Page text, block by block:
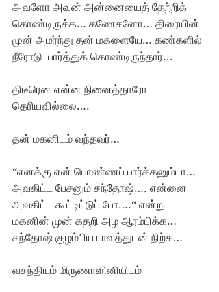
அவளோ அவன் அன்னையைத் தேற்றிக்
கொண்டிருக்க… கணேசனோ… திரையின்
முன் அமர்ந்து தன் மகளையே… கண்களில்
நீரோடு  பார்த்துக் கொண்டிருந்தார்...
திடீரென என்ன நினைத்தாரோ
தெரியவில்லை….
தன் மகனிடம் வந்தவர்…
“எனக்கு என் பொண்ணப் பார்க்கனும்டா…
அவகிட்ட பேசனும் சந்தோஷ்…. என்னை
அவகிட்ட கூட்டிட்டுப் போ….“ என்று
மகனின் முன் கதறி அழ ஆரம்பிக்க…
சந்தோஷ் குழம்பிய பாவத்துடன் நிற்க…
வசந்தியும் மிருணாளினியிடம்